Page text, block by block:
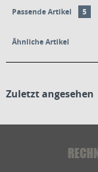
Passende Artikel 5
Ähnliche Artikel
Zuletzt angesehen